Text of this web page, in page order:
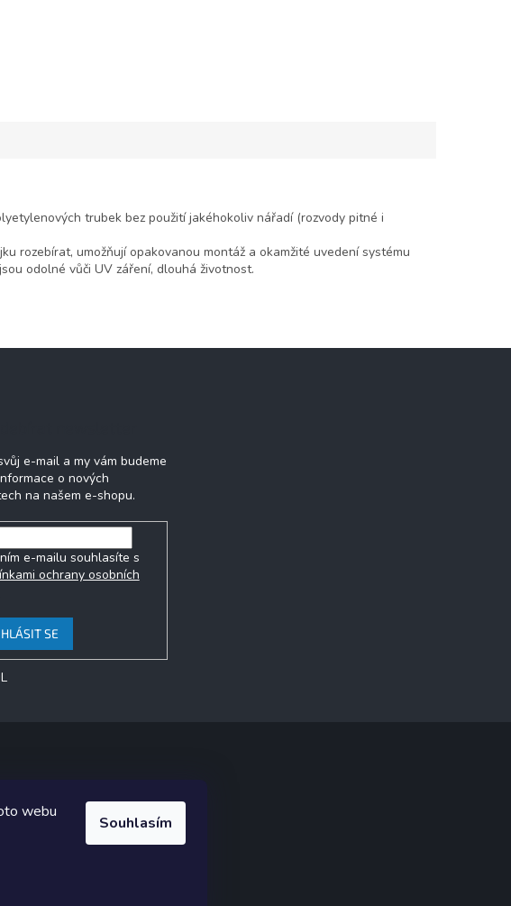
webu
Souhlasím
trubek bez použití jakéhokoliv nářadí (rozvody pitné i
rozebírat, umožňují opakovanou montáž a okamžité uvedení systému
odolné vůči UV záření, dlouhá životnost.
e-mail a my vám budeme
o nových
na našem e-shopu.
e-mailu souhlasíte s
ochrany osobních
SE
Hlad&